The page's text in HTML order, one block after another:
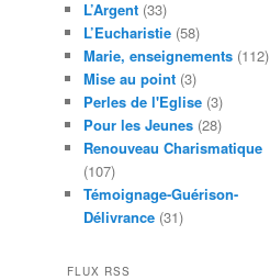
L’Argent (33)
L’Eucharistie (58)
Marie, enseignements (112)
Mise au point (3)
Perles de l'Eglise (3)
Pour les Jeunes (28)
Renouveau Charismatique
(107)
Témoignage-Guérison-
Délivrance (31)
FLUX RSS